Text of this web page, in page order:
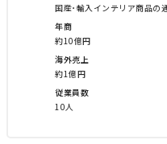
国産･輸入インテリア商品の
年商
約10億円
海外売上
約1億円
従業員数
10人